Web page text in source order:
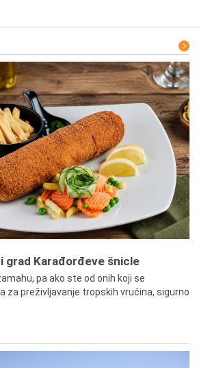
grad Karađorđeve šnicle
pa ako ste od onih koji se
za preživljavanje tropskih vrućina, sigurno